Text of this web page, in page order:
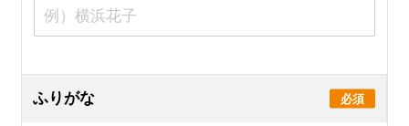
ふりがな 必須